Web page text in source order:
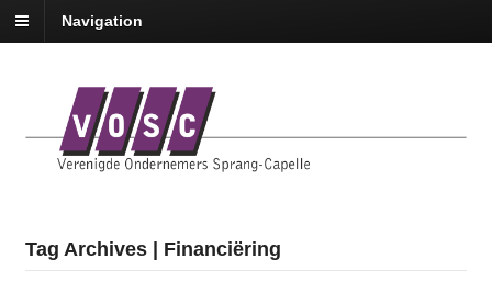
Navigation
Tag Archives | Financiëring